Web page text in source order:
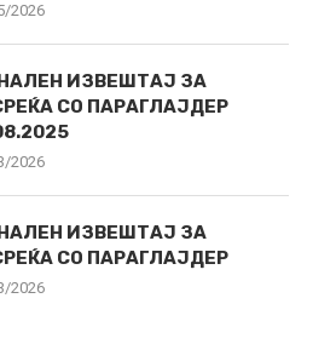
2026
ИЗВЕШТАЈ ЗА
СО ПАРАГЛАЈДЕР
2026
ИЗВЕШТАЈ ЗА
СО ПАРАГЛАЈДЕР
2026